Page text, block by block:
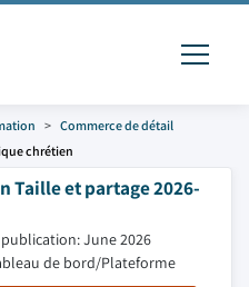
Commerce de détail
chrétien
Taille et partage 2026-
June 2026
de bord/Plateforme